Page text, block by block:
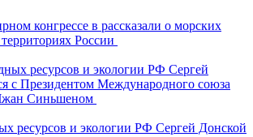
конгрессе в рассказали о морских
России
ресурсов и экологии РФ Сергей Донской